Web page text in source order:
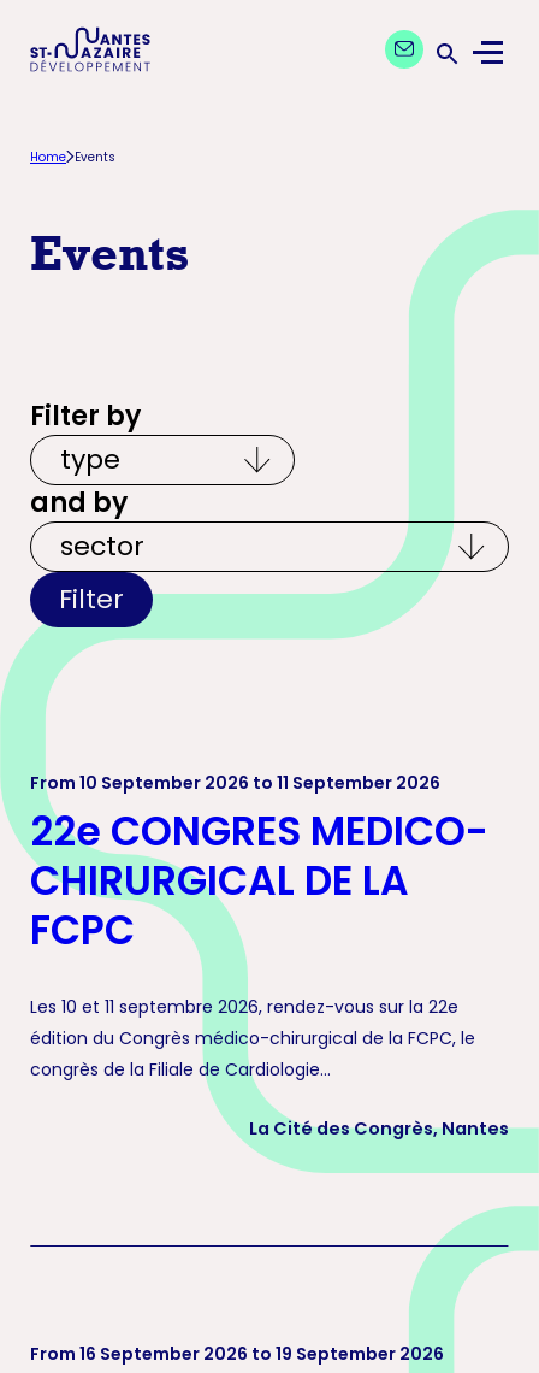
contenu
Menu
Contact our
Home Events
Events
Filter by
and by
Filter
From 10 September 2026 to 11 September 2026
22e CONGRES MEDICO-
CHIRURGICAL DE LA
FCPC
Les 10 et 11 septembre 2026, rendez-vous sur la 22e
édition du Congrès médico-chirurgical de la FCPC, le
congrès de la Filiale de Cardiologie...
La Cité des Congrès, Nantes
From 16 September 2026 to 19 September 2026